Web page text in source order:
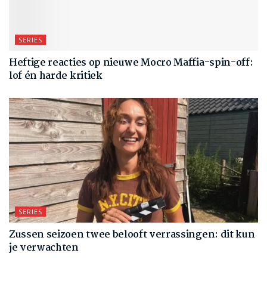
SERIES
Heftige reacties op nieuwe Mocro Maffia-spin-off:
lof én harde kritiek
SERIES
Zussen seizoen twee belooft verrassingen: dit kun
je verwachten